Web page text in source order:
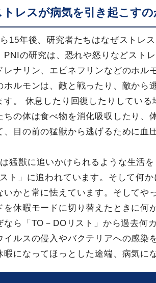
トレスが病気を引き起こすの
15年後、研究者たちはなぜストレ
PNIの研究は、恐れや怒りなどスト
レナリン、エピネフリンなどのホル
ホルモンは、敵と戦ったり、敵から
す。 休息したり回復したりしている
ちの体は食べ物を消化吸収したり、
、目の前の猛獣から逃げるために血
猛獣に追いかけられるような生活
ト」に追われています。そして何
いかと常に怯えています。そしてや
を休暇モードに切り替えたときに何
なら「TO－DOリスト」から過去何
イルスの侵入やバクテリアへの感染
暇になってほっとした途端、病気に